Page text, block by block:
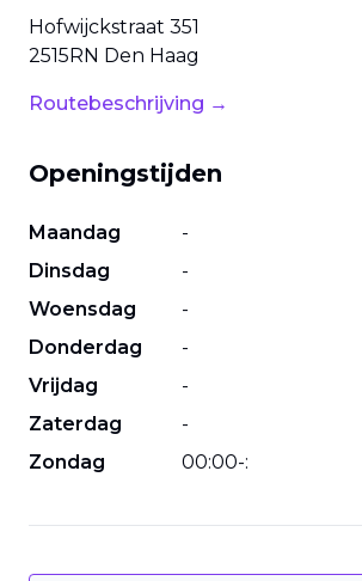
Hofwijckstraat 351
2515RN Den Haag
Routebeschrijving →
Openingstijden
Maandag
-
Dinsdag
-
Woensdag
-
Donderdag
-
Vrijdag
-
Zaterdag
-
Zondag
00:00-: